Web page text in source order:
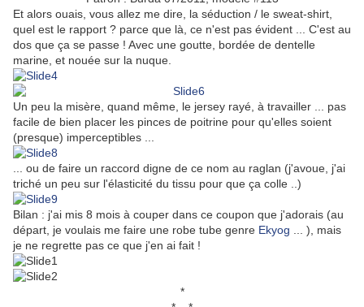
Et alors ouais, vous allez me dire, la séduction / le sweat-shirt,
quel est le rapport ? parce que là, ce n'est pas évident ... C'est au
dos que ça se passe ! Avec une goutte, bordée de dentelle
marine, et nouée sur la nuque.
Un peu la misère, quand même, le jersey rayé, à travailler ... pas
facile de bien placer les pinces de poitrine pour qu'elles soient
(presque) imperceptibles ...
... ou de faire un raccord digne de ce nom au raglan (j'avoue, j'ai
triché un peu sur l'élasticité du tissu pour que ça colle ..)
Bilan : j'ai mis 8 mois à couper dans ce coupon que j'adorais (au
départ, je voulais me faire une robe tube genre Ekyog ... ), mais
je ne regrette pas ce que j'en ai fait !
*